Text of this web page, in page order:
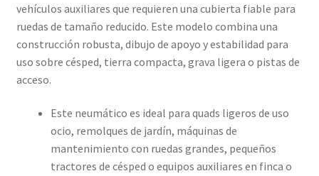
vehículos auxiliares que requieren una cubierta fiable para
ruedas de tamaño reducido. Este modelo combina una
construcción robusta, dibujo de apoyo y estabilidad para
uso sobre césped, tierra compacta, grava ligera o pistas de
acceso.
Este neumático es ideal para quads ligeros de uso
ocio, remolques de jardín, máquinas de
mantenimiento con ruedas grandes, pequeños
tractores de césped o equipos auxiliares en finca o